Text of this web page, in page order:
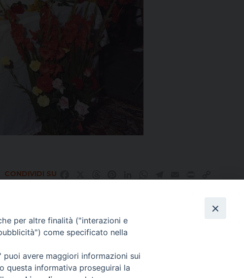
CONDIVIDI SU
Direttore Responsabile Giuseppe Rabita
Direttore Amministrativo Salvatore Bruno
Via Cammarata, 21 – Piazza Armerina
Autorizzazione Tribunale di Enna n. 113 del 24/2/2007
per altre finalità ("interazioni e
come specificato nella
avere maggiori informazioni sui
questa informativa proseguirai la